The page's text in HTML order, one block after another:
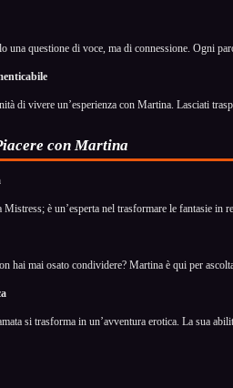
una questione di voce, ma di connessione. Ogni
di vivere un’esperienza con Martina. Lasciati
con Martina
è un’esperta nel trasformare le fantasie
hai mai osato condividere? Martina è qui per
si trasforma in un’avventura erotica. La sua